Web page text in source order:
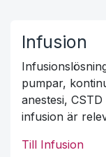
Infusion
pumpar,
anestesi,
infusion är
Till Infusion